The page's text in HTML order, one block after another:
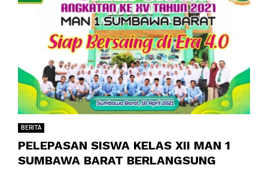
BERITA
PELEPASAN SISWA KELAS XII MAN 1
SUMBAWA BARAT BERLANGSUNG